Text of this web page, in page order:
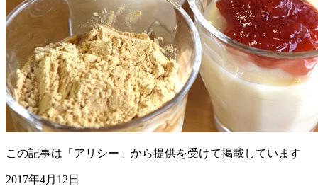
この記事は「アリシー」から提供を受けて掲載しています
2017年4月12日